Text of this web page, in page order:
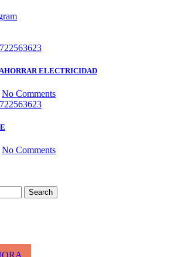
ELECTRICIDAD
No Comments
No Comments
Search